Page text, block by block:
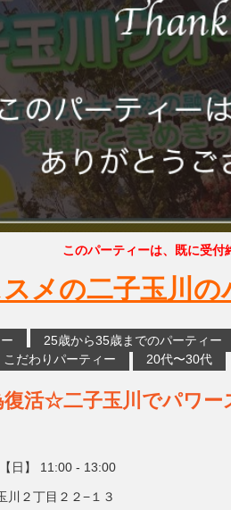
このパーティーは、既に受付
メの二子玉川
25歳から35歳までのパーティー
こだわりパーティー 20代〜30代
復活☆二子玉川でパワ
日】 11:00 - 13:00
川２丁目２２−１３